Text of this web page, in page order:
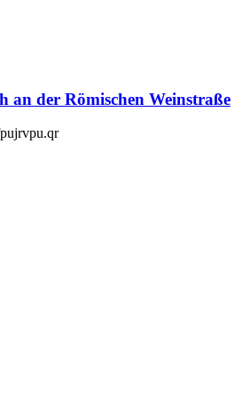
an der Römischen Weinstraße